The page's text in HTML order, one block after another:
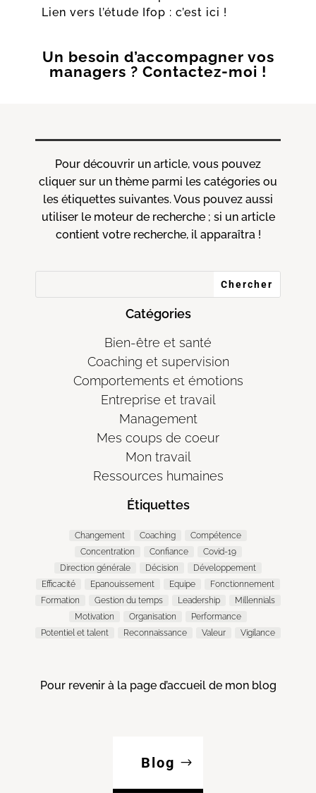
Lien vers l’étude Ifop : c’est ici !
Un besoin d’accompagner vos
managers ? Contactez-moi !
Pour découvrir un article, vous pouvez
cliquer sur un thème parmi les catégories ou
les étiquettes suivantes. Vous pouvez aussi
utiliser le moteur de recherche ; si un article
contient votre recherche, il apparaîtra !
Catégories
Bien-être et santé
Coaching et supervision
Comportements et émotions
Entreprise et travail
Management
Mes coups de coeur
Mon travail
Ressources humaines
Étiquettes
Changement Coaching
Compétence
Concentration
Confiance
Covid-19
Direction générale
Décision
Développement
Efficacité
Epanouissement Equipe
Fonctionnement
Formation
Gestion du temps Leadership
Millennials
Motivation
Organisation
Performance
Potentiel et talent
Reconnaissance Valeur Vigilance
Pour revenir à la page d’accueil de mon blog
Blog